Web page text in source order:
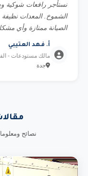
نستأجر رافعات
الشموخ. المعدات نظيفة
الصيانة ممتازة وأي
أ. فهد العتيبي
مالك مستودعات -
جدة
نصائح